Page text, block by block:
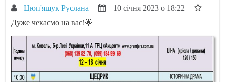
Цюп'яшук Руслана 10 січня 2023 о 18:22
Дуже чекаємо на вас!🌟